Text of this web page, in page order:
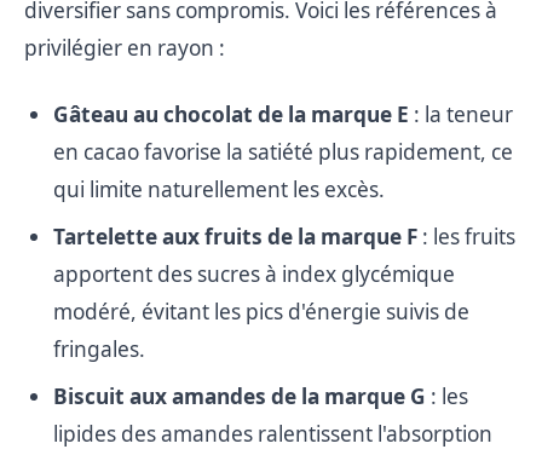
diversifier sans compromis. Voici les références à
privilégier en rayon :
Gâteau au chocolat de la marque E : la teneur
en cacao favorise la satiété plus rapidement, ce
qui limite naturellement les excès.
Tartelette aux fruits de la marque F : les fruits
apportent des sucres à index glycémique
modéré, évitant les pics d'énergie suivis de
fringales.
Biscuit aux amandes de la marque G : les
lipides des amandes ralentissent l'absorption